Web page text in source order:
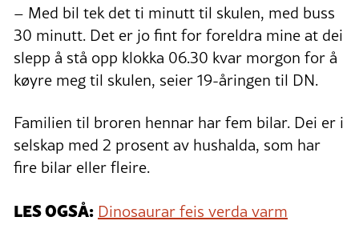
– Med bil tek det ti minutt til skulen, med buss
30 minutt. Det er jo fint for foreldra mine at dei
slepp å stå opp klokka 06.30 kvar morgon for å
køyre meg til skulen, seier 19-åringen til DN.
Familien til broren hennar har fem bilar. Dei er i
selskap med 2 prosent av hushalda, som har
fire bilar eller fleire.
LES OGSÅ: Dinosaurar feis verda varm